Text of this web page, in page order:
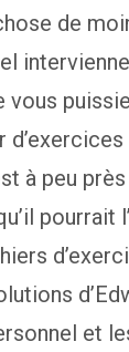
de
vous
à peu
pourrait
et